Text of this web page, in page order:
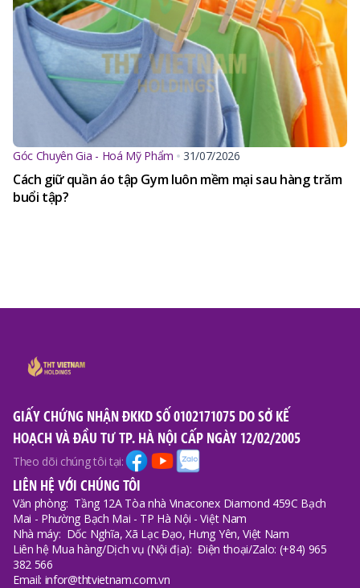
Góc Chuyên Gia - Hoá Mỹ Phẩm 31/07/2026
Cách giữ quần áo tập Gym luôn mềm mại sau hàng trăm
buổi tập?
GIẤY CHỨNG NHẬN ĐKKD SỐ 0102171075 DO SỞ KẾ
HOẠCH VÀ ĐẦU TƯ TP. HÀ NỘI CẤP NGÀY 12/02/2005
Theo dõi chúng tôi tại:
LIÊN HỆ VỚI CHÚNG TÔI
Văn phòng: Tầng 12A Tòa nhà Vinaconex Diamond 459C Bạch
Mai - Phường Bạch Mai - TP Hà Nội - Việt Nam
Nhà máy: Dốc Nghĩa, Xã Lạc Đạo, Hưng Yên, Việt Nam
Liên hệ Mua hàng/Dịch vụ (Nội địa): Điện thoại/Zalo: (+84) 965
382 566
Email: infor@thtvietnam.com.vn